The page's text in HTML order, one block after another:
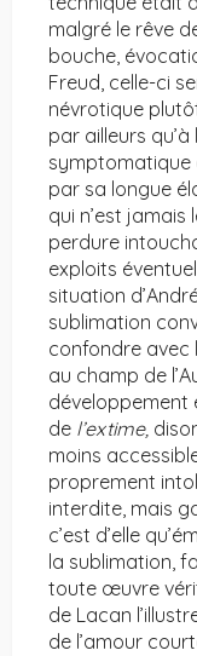
malgré le rêve
bouche,
Freud, celle-ci
névrotique
par ailleurs
symptomatique
par sa longue
qui n’est
perdure
exploits
situation
sublimation
confondre avec
au champ de
développement
de l’extime,
moins
proprement
interdite, mais
c’est d’elle
la sublimation,
toute œuvre
de Lacan
de l’amour